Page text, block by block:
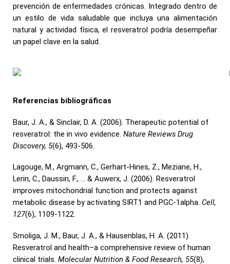
prevención de enfermedades crónicas. Integrado dentro de
un estilo de vida saludable que incluya una alimentación
natural y actividad física, el resveratrol podría desempeñar
un papel clave en la salud.
Referencias bibliográficas
Baur, J. A., & Sinclair, D. A. (2006). Therapeutic potential of
resveratrol: the in vivo evidence. Nature Reviews Drug
Discovery, 5(6), 493-506.
Lagouge, M., Argmann, C., Gerhart-Hines, Z., Meziane, H.,
Lerin, C., Daussin, F., … & Auwerx, J. (2006). Resveratrol
improves mitochondrial function and protects against
metabolic disease by activating SIRT1 and PGC-1alpha. Cell,
127(6), 1109-1122.
Smoliga, J. M., Baur, J. A., & Hausenblas, H. A. (2011).
Resveratrol and health–a comprehensive review of human
clinical trials. Molecular Nutrition & Food Research, 55(8),